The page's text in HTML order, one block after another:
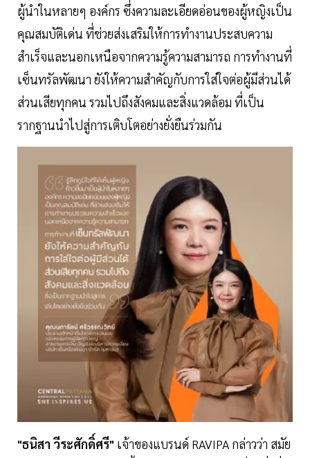
ผู้นำในหลายๆ องค์กร ซึ่งความละเอียดอ่อนของผู้หญิงเป็น
คุณสมบัติเด่น ที่ช่วยส่งเสริมให้การทำงานประสบความ
สำเร็จและนอกเหนือจากความรู้ความสามารถ การทำงานที่
เซ็นทรัลพัฒนา ยังให้ความสำคัญกับการใส่ใจต่อผู้มีส่วนได้
ส่วนเสียทุกคน รวมไปถึงสังคมและสิ่งแวดล้อม ที่เป็น
รากฐานนำไปสู่การเติบโตอย่างยั่งยืนร่วมกัน
"ธนิสา วีระศักดิ์ศรี" เจ้าของแบรนด์ RAVIPA กล่าวว่า สมัย